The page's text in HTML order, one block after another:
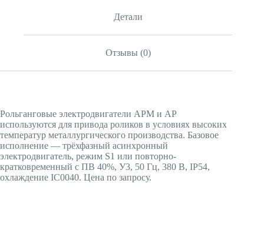
Детали
Отзывы (0)
Рольганговые электродвигатели АРМ и АР
используются для привода роликов в условиях высоких
температур металлургического производства. Базовое
исполнение — трёхфазный асинхронный
электродвигатель, режим S1 или повторно-
кратковременный с ПВ 40%, У3, 50 Гц, 380 В, IP54,
охлаждение IC0040. Цена по запросу.